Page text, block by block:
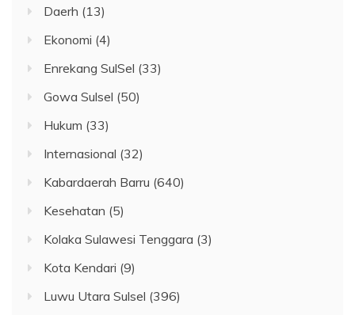
Daerh (13)
Ekonomi (4)
Enrekang SulSel (33)
Gowa Sulsel (50)
Hukum (33)
Internasional (32)
Kabardaerah Barru (640)
Kesehatan (5)
Kolaka Sulawesi Tenggara (3)
Kota Kendari (9)
Luwu Utara Sulsel (396)